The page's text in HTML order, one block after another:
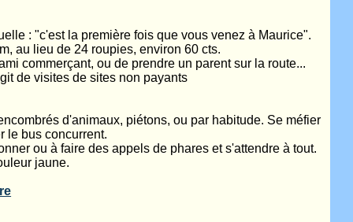
: "c'est la première fois que vous venez à Maurice".
au lieu de 24 roupies, environ 60 cts.
commerçant, ou de prendre un parent sur la route...
de visites de sites non payants
d'animaux, piétons, ou par habitude. Se méfier
le bus concurrent.
ou à faire des appels de phares et s'attendre à tout.
jaune.